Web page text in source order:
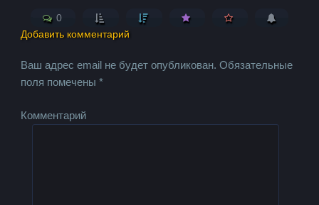
0
Добавить комментарий
Ваш адрес email не будет опубликован. Обязательные
поля помечены*
Комментарий